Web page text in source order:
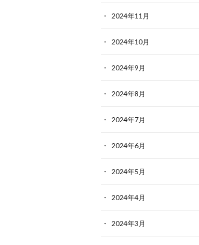
2024年11月
2024年10月
2024年9月
2024年8月
2024年7月
2024年6月
2024年5月
2024年4月
2024年3月